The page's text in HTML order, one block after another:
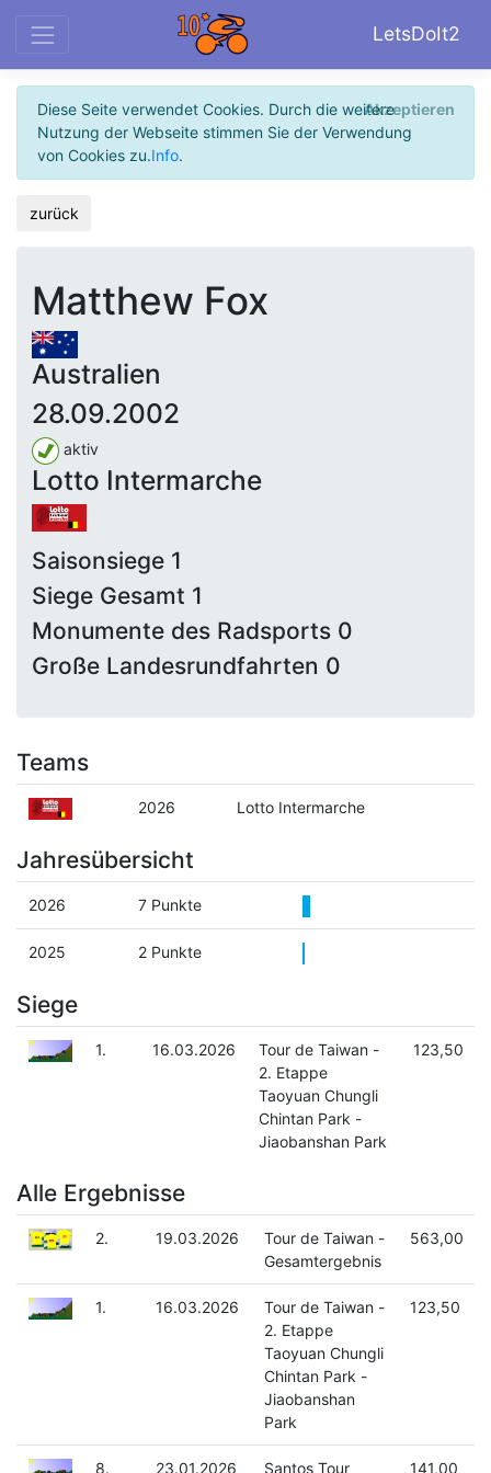
LetsDoIt2
Diese Seite verwendet Cookies. Durch die weitere
Nutzung der Webseite stimmen Sie der Verwendung
von Cookies zu.Info.
Akzeptieren
zurück
Matthew Fox
Australien
28.09.2002
aktiv
Lotto Intermarche
Saisonsiege 1
Siege Gesamt 1
Monumente des Radsports 0
Große Landesrundfahrten 0
Teams
2026 Lotto Intermarche
Jahresübersicht
2026 7 Punkte
2025 2 Punkte
Siege
1. 16.03.2026
Tour de Taiwan -
2. Etappe
Taoyuan Chungli
Chintan Park -
Jiaobanshan Park
123,50
Alle Ergebnisse
2. 19.03.2026
Tour de Taiwan -
Gesamtergebnis
563,00
1. 16.03.2026
Tour de Taiwan -
2. Etappe
Taoyuan Chungli
Chintan Park -
Jiaobanshan
Park
123,50
8. 23.01.2026 Santos Tour 141,00